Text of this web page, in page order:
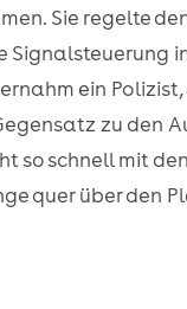
Sie regelte
Signalsteuerung
ein
zu den
so schnell mit
quer über den